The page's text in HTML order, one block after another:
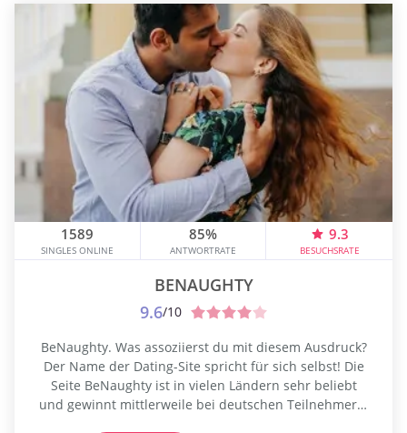
1589
SINGLES ONLINE
85%
ANTWORTRATE
9.3
BESUCHSRATE
BENAUGHTY
9.6/10
BeNaughty. Was assoziierst du mit diesem Ausdruck?
Der Name der Dating-Site spricht für sich selbst! Die
Seite BeNaughty ist in vielen Ländern sehr beliebt
und gewinnt mittlerweile bei deutschen Teilnehmern,